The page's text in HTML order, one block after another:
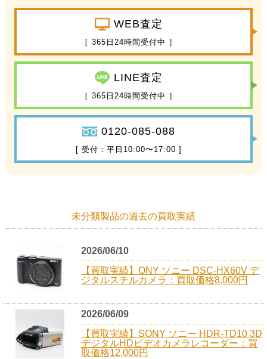
WEB査定
［ 365日24時間受付中 ］
LINE査定
［ 365日24時間受付中 ］
0120-085-088
[ 受付：平日10:00〜17:00 ]
未分類製品の過去の買取実績
2026/06/10
【買取実績】ONY ソニー DSC-HX60V デ
ジタルスチルカメラ：買取価格8,000円
2026/06/09
【買取実績】SONY ソニー HDR-TD10 3D
デジタルHDビデオカメラレコーダー：買
取価格12,000円